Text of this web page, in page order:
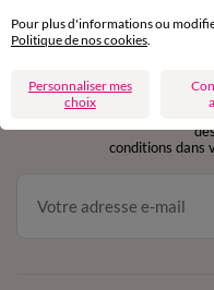
en vous
conditions dans
Pour plus d'informations ou
Politique de nos cookies
Personnaliser mes
choix